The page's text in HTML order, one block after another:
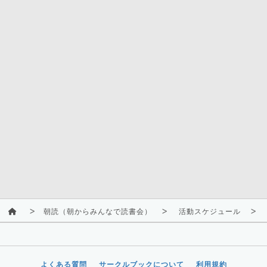
朝読（朝からみんなで読書会） 活動スケジュール
よくある質問 サークルブックについて 利用規約